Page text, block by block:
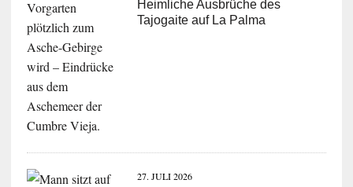
Heimliche Ausbrüche des
Tajogaite auf La Palma
27. JULI 2026